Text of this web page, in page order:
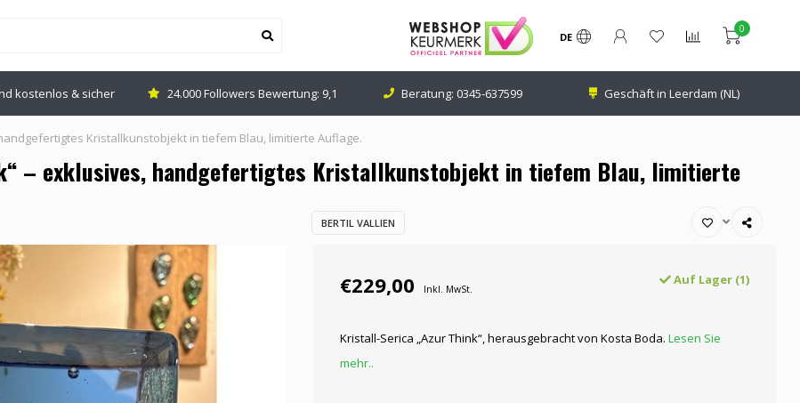
DE
0
kostenlos & sicher 24.000 Followers Bewertung: 9,1 Beratung: 0345-637599 Geschäft in Leerdam (NL)
Kristallkunstobjekt in tiefem Blau, limitierte Auflage.
– exklusives, handgefertigtes Kristallkunstobjekt in tiefem Blau, limitierte
BERTIL VALLIEN
€229,00 Inkl. MwSt.
Auf Lager (1)
Kristall-Serica „Azur Think“, herausgebracht von Kosta Boda. Lesen Sie
mehr..